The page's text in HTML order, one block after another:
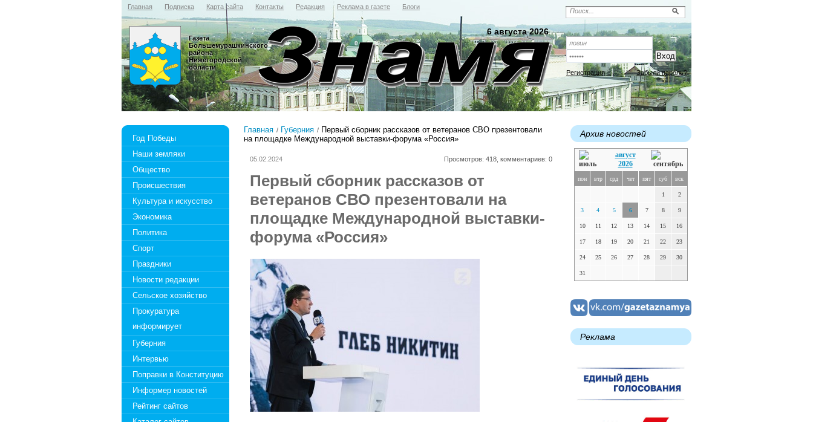
Главная Подписка Карта сайта Контакты Редакция Реклама в газете Блоги
Регистрация Забыли пароль?
6 августа 2026
Газета
Большемурашкинского
района
Нижегородской
области
Год Победы
Наши земляки
Общество
Происшествия
Культура и искусство
Экономика
Политика
Спорт
Праздники
Новости редакции
Сельское хозяйство
Прокуратура
информирует
Губерния
Интервью
Поправки в Конституцию
Информер новостей
Рейтинг сайтов
Главная Губерния
Первый сборник рассказов от ветеранов СВО презентовали
на площадке Международной выставки-форума «Россия»
05.02.2024 Просмотров: 418, комментариев: 0
Первый сборник рассказов от
ветеранов СВО презентовали на
площадке Международной выставки-
форума «Россия»
Архив новостей
август
2026
пон втр срд чет пят суб вск
1 2
3 4 5 6 7 8 9
10 11 12 13 14 15 16
17 18 19 20 21 22 23
24 25 26 27 28 29 30
31
Реклама